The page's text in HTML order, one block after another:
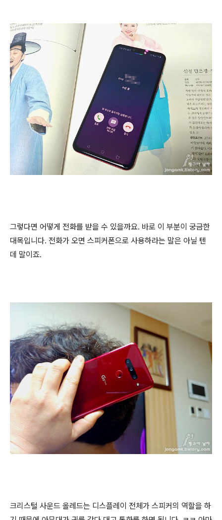
그렇다면 어떻게 전화를 받을 수 있을까요. 바로 이 부분이 궁금한
대목입니다. 전화가 오면 스피커폰으로 사용하라는 말은 아닐 텐
데 말이죠.
크리스털 사운드 올레드는 디스플레이 전체가 스피커의 역할을 하